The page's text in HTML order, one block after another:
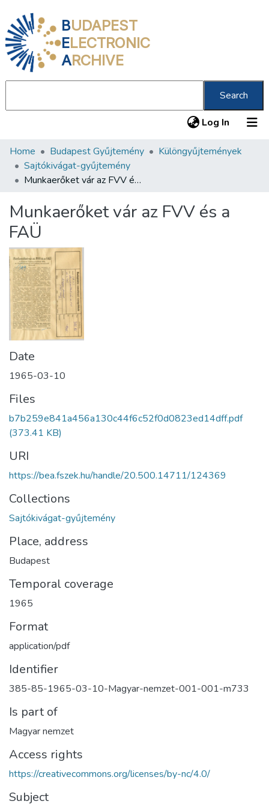
BUDAPEST
ELECTRONIC
ARCHIVE
Search
Log In (current)
Communities & Collections
All of DSpace
About us
Home Budapest Gyűjtemény
Különgyűjtemények
Sajtókivágat-gyűjtemény
Munkaerőket vár az FVV és a FAÜ
Munkaerőket vár az FVV és a
FAÜ
Date
1965-03-10
Files
b7b259e841a456a130c44f6c52f0d0823ed14dff.pdf
(373.41 KB)
URI
https://bea.fszek.hu/handle/20.500.14711/124369
Collections
Sajtókivágat-gyűjtemény
Place, address
Budapest
Temporal coverage
1965
Format
application/pdf
Identifier
385-85-1965-03-10-Magyar-nemzet-001-001-m733
Is part of
Magyar nemzet
Access rights
https://creativecommons.org/licenses/by-nc/4.0/
Subject